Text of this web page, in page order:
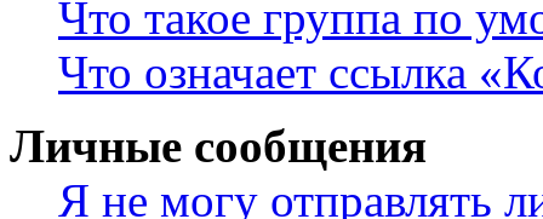
Что такое группа по
Что означает ссылка
Личные сообщения
Я не могу отправлять